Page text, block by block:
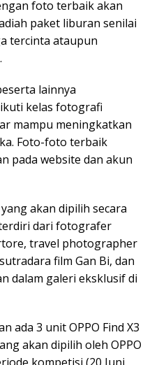
foto terbaik akan
paket liburan senilai
tercinta ataupun
lainnya
kelas fotografi
mampu meningkatkan
Foto-foto terbaik
pada website dan akun
akan dipilih secara
dari fotografer
travel photographer
film Gan Bi, dan
dalam galeri eksklusif di
ada 3 unit OPPO Find X3
akan dipilih oleh OPPO